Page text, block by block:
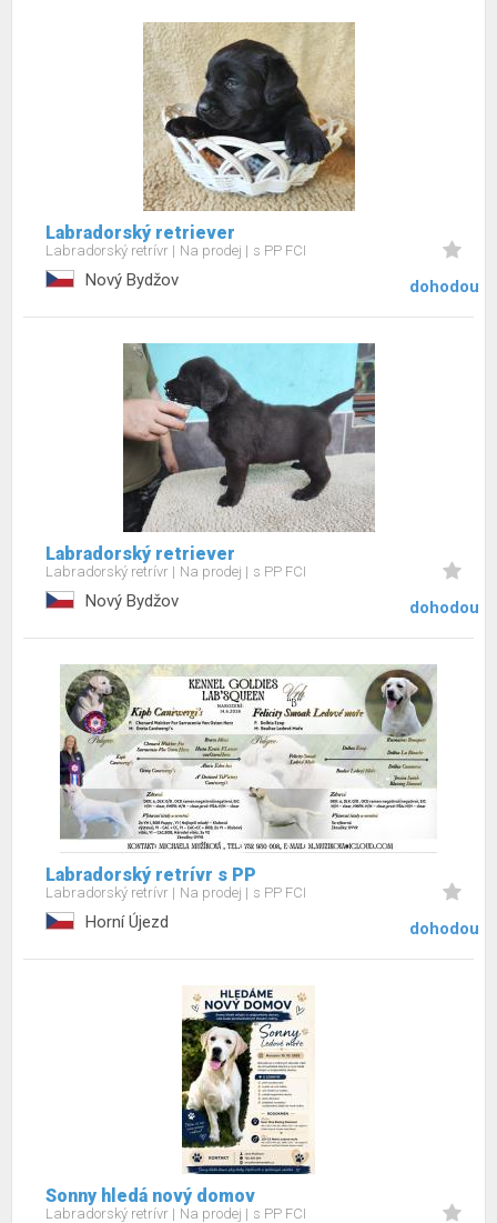
Labradorský retriever
Labradorský retrívr Na prodej s PP FCI
Nový Bydžov dohodou
Labradorský retriever
Labradorský retrívr Na prodej s PP FCI
Nový Bydžov dohodou
Labradorský retrívr s PP
Labradorský retrívr Na prodej s PP FCI
Horní Újezd dohodou
Sonny hledá nový domov
Labradorský retrívr Na prodej s PP FCI